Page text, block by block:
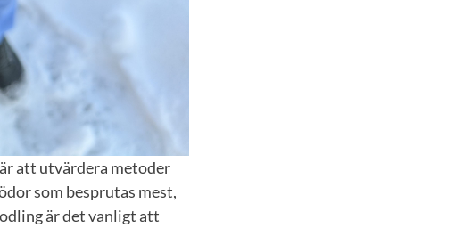
att utvärdera metoder
som besprutas mest,
är det vanligt att